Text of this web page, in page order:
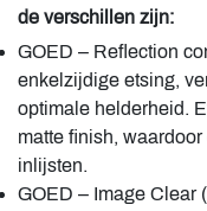
de verschillen zijn:
GOED – Reflection
enkelzijdige etsing,
optimale helderheid.
matte finish,
inlijsten.
GOED – Image Clear